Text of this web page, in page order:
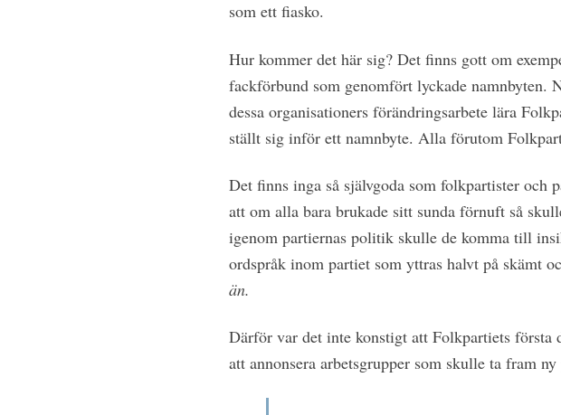
som ett fiasko.
Hur kommer det här sig? Det finns gott om
fackförbund som genomfört lyckade namnbyten.
dessa organisationers förändringsarbete lära
ställt sig inför ett namnbyte. Alla förutom
Det finns inga så självgoda som folkpartister och
att om alla bara brukade sitt sunda förnuft så
igenom partiernas politik skulle de komma till
ordspråk inom partiet som yttras halvt på skämt
än.
Därför var det inte konstigt att Folkpartiets första
att annonsera arbets­grupper som skulle ta fram